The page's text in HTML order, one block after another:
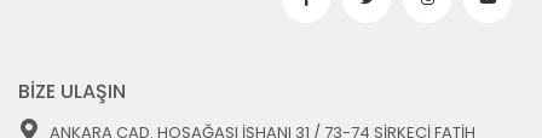
BİZE ULAŞIN
ANKARA CAD. HOŞAĞASI İŞHANI 31 / 73-74 SİRKECİ FATİH